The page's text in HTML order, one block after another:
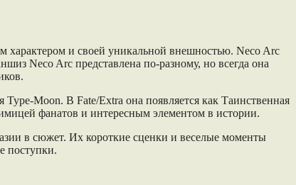
характером и своей уникальной внешностью. Neco Arc
Neco Arc представлена по-разному, но всегда она
Moon. В Fate/Extra она появляется как Таинственная
фанатов и интересным элементом в истории.
в сюжет. Их короткие сценки и веселые моменты
поступки.